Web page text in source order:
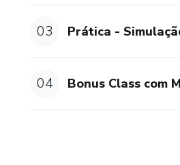
03 Prática -
04 Bonus Class com